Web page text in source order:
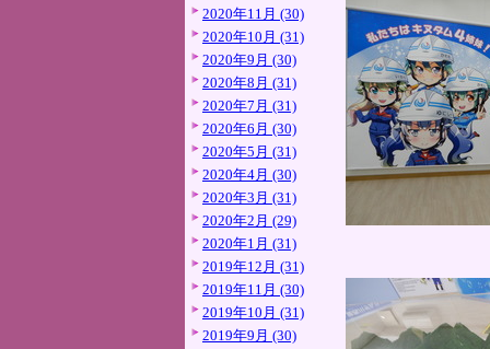
2020年11月 (30)
2020年10月 (31)
2020年9月 (30)
2020年8月 (31)
2020年7月 (31)
2020年6月 (30)
2020年5月 (31)
2020年4月 (30)
2020年3月 (31)
2020年2月 (29)
2020年1月 (31)
2019年12月 (31)
2019年11月 (30)
2019年10月 (31)
2019年9月 (30)